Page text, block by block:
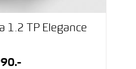
1.2 TP Elegance